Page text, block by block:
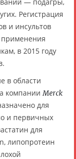
Регистрация
и инсультов
в 2015 году
в области
компанииMerck
для
и первичных
для
липопротеин